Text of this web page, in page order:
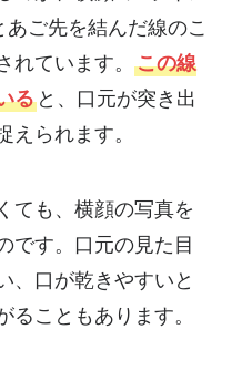
ご先を結んだ線のこ
れています。 この線
ると、口元が突き出
えられます。
ても、横顔の写真を
です。口元の見た目
、口が乾きやすいと
ることもあります。